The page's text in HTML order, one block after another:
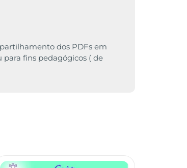
dos PDFs em
para fins pedagógicos ( de